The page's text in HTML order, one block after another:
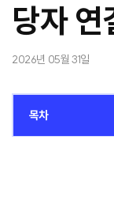
당자 연
2026년 05월 31일
목차